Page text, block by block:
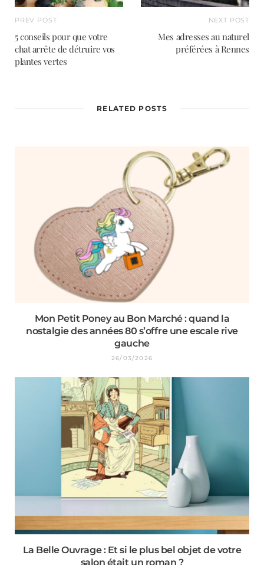
PREV POST
5 conseils pour que votre
chat arrête de détruire vos
plantes vertes
NEXT POST
Mes adresses au naturel
préférées à Rennes
RELATED POSTS
Mon Petit Poney au Bon Marché : quand la
nostalgie des années 80 s’offre une escale rive
gauche
26/03/2026
La Belle Ouvrage : Et si le plus bel objet de votre
salon était un roman ?